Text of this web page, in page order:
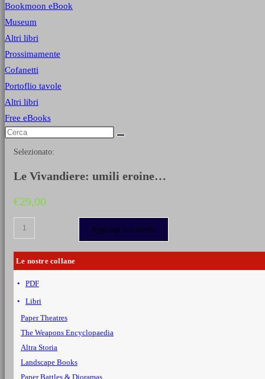
Bookmoon eBook
Museum
Altri libri
Prossimamente
Cofanetti
Portoflio tavole
Altri libri
Free eBooks
Selezionato:
Le Vivandiere: umili eroine…
€29,00
Vivandiere:
eroine
che
storia
dimenticato
quantità
Aggiungi al carrello
Le nostre collane
PDF
Libri
Paper Theatres
The Weapons Encyclopaedia
Altra Storia
Landscape Books
Paper Battles & Dioramas